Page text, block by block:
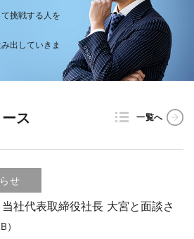
挑戦する人を
出していきま
ス
せ
社代表取締役社長 大宮と面談さ
）
一覧へ